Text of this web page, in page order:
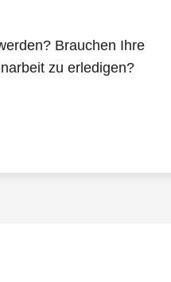
Brauchen Ihre
zu erledigen?